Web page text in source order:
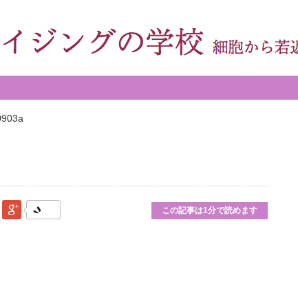
ックマークGoogle Plus この記事は1分で読めます